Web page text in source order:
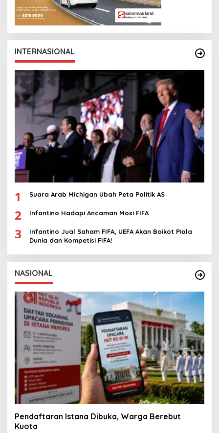
INTERNASIONAL
1 Suara Arab Michigan Ubah Peta Politik AS
2 Infantino Hadapi Ancaman Mosi FIFA
3
Infantino Jual Saham FIFA, UEFA Akan Boikot Piala
Dunia dan Kompetisi FIFA!
NASIONAL
Pendaftaran Istana Dibuka, Warga Berebut
Kuota